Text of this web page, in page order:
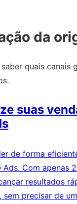
da
quais canais
suas
de forma
Ads. Com apenas
resultados
sem precisar de